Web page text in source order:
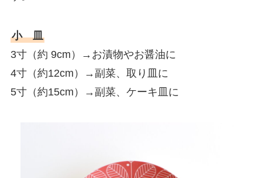
小 皿
3寸（約 9cm）→お漬物やお醤油に
4寸（約12cm）→副菜、取り皿に
5寸（約15cm）→副菜、ケーキ皿に